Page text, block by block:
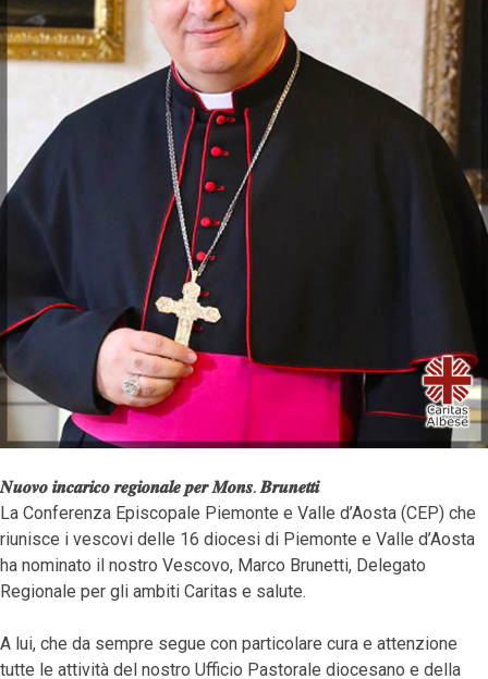
𝑵𝒖𝒐𝒗𝒐 𝒊𝒏𝒄𝒂𝒓𝒊𝒄𝒐 𝒓𝒆𝒈𝒊𝒐𝒏𝒂𝒍𝒆 𝒑𝒆𝒓 𝑴𝒐𝒏𝒔. 𝑩𝒓𝒖𝒏𝒆𝒕𝒕𝒊
La Conferenza Episcopale Piemonte e Valle d’Aosta (CEP) che
riunisce i vescovi delle 16 diocesi di Piemonte e Valle d’Aosta
ha nominato il nostro Vescovo, Marco Brunetti, Delegato
Regionale per gli ambiti Caritas e salute.
A lui, che da sempre segue con particolare cura e attenzione
tutte le attività del nostro Ufficio Pastorale diocesano e della